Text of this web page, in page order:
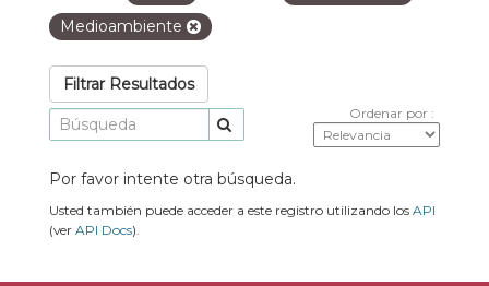
Medioambiente
Filtrar Resultados
Ordenar por
Por favor intente otra búsqueda.
Usted también puede acceder a este registro utilizando los API
(ver API Docs).